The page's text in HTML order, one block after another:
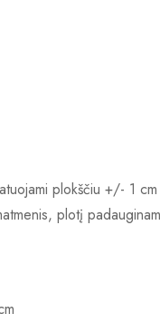
plokščiu +/- 1 cm
plotį